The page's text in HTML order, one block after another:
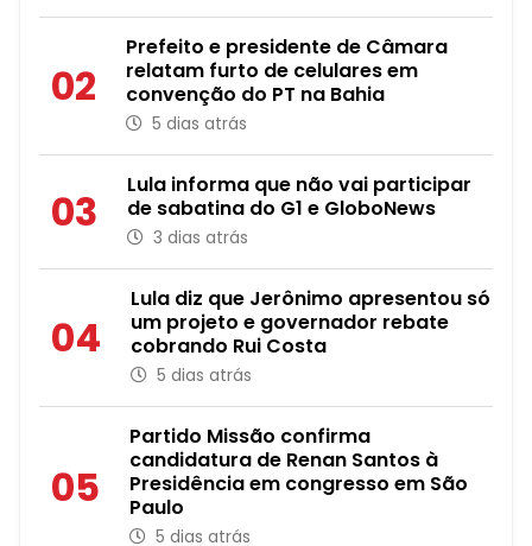
02
Prefeito e presidente de Câmara
relatam furto de celulares em
convenção do PT na Bahia
5 dias atrás
03
Lula informa que não vai participar
de sabatina do G1 e GloboNews
3 dias atrás
04
Lula diz que Jerônimo apresentou só
um projeto e governador rebate
cobrando Rui Costa
5 dias atrás
05
Partido Missão confirma
candidatura de Renan Santos à
Presidência em congresso em São
Paulo
5 dias atrás